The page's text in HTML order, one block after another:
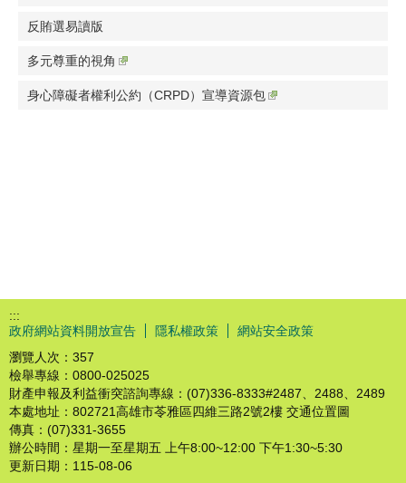
反賄選易讀版
多元尊重的視角
身心障礙者權利公約（CRPD）宣導資源包
:::
政府網站資料開放宣告
隱私權政策
網站安全政策
瀏覽人次： 357
檢舉專線：0800-025025
財產申報及利益衝突諮詢專線：(07)336-8333#2487、2488、2489
本處地址：802721高雄市苓雅區四維三路2號2樓 交通位置圖
傳真：(07)331-3655
辦公時間：星期一至星期五 上午8:00~12:00 下午1:30~5:30
更新日期： 115-08-06